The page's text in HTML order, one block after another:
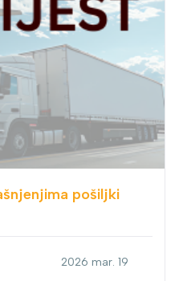
pošiljki
2026 mar. 19